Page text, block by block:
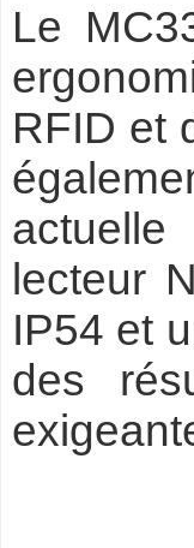
Le
RFID et
lecteur
IP54 et
des